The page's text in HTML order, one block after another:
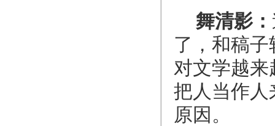
舞清影：
了，和稿
对文学越来
把人当作人
原因。